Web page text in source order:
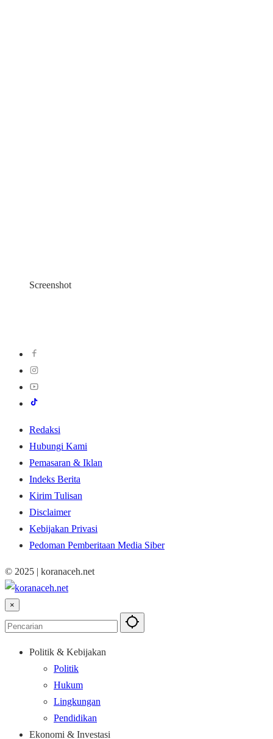
Screenshot
Redaksi
Hubungi Kami
Pemasaran & Iklan
Indeks Berita
Kirim Tulisan
Disclaimer
Kebijakan Privasi
Pedoman Pemberitaan Media Siber
© 2025 | koranaceh.net
×
Politik & Kebijakan
Politik
Hukum
Lingkungan
Pendidikan
Ekonomi & Investasi